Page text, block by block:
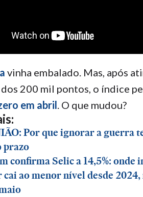
vinha embalado. Mas, após
200 mil pontos, o índice
em abril. O que mudou?
Por que ignorar a guerra
prazo
confirma Selic a 14,5%:
ao menor nível desde